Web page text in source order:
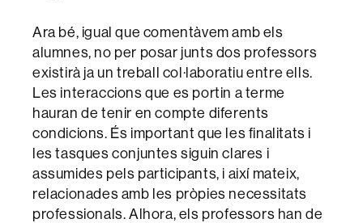
Ara bé, igual que comentàvem amb els
alumnes, no per posar junts dos professors
existirà ja un treball col·laboratiu entre ells.
Les interaccions que es portin a terme
hauran de tenir en compte diferents
condicions. És important que les finalitats i
les tasques conjuntes siguin clares i
assumides pels participants, i així mateix,
relacionades amb les pròpies necessitats
professionals. Alhora, els professors han de